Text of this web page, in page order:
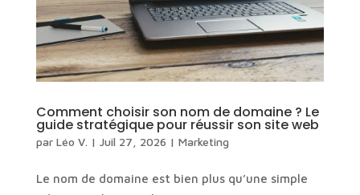
Comment choisir son nom de domaine ? Le
guide stratégique pour réussir son site web
par Léo V. | Juil 27, 2026 | Marketing
Le nom de domaine est bien plus qu’une simple